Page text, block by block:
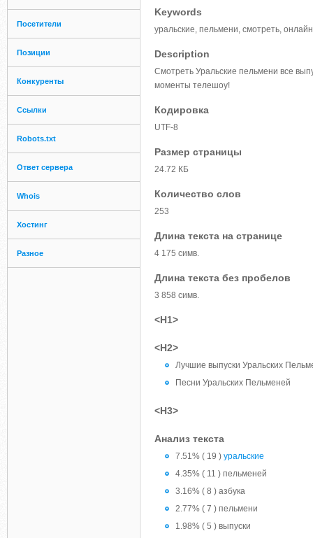
Посетители
Позиции
Конкуренты
Ссылки
Robots.txt
Ответ сервера
Whois
Хостинг
Разное
Keywords
уральские, пельмени, смотреть,
Description
Смотреть Уральские пельмени все
моменты телешоу!
Кодировка
UTF-8
Размер страницы
24.72 КБ
Количество слов
253
Длина текста на странице
4 175 симв.
Длина текста без пробелов
3 858 симв.
<H1>
<H2>
Лучшие выпуски Уральских
Песни Уральских Пельменей
<H3>
Анализ текста
7.51% ( 19 ) уральские
4.35% ( 11 ) пельменей
3.16% ( 8 ) азбука
2.77% ( 7 ) пельмени
1.98% ( 5 ) выпуски